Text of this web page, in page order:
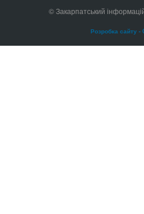
© Закарпатський
Розробка сайту -